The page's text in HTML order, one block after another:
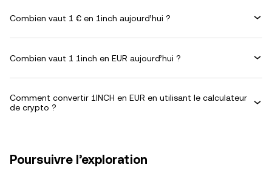
Combien vaut 1 € en 1inch aujourd’hui ?
Combien vaut 1 1inch en EUR aujourd’hui ?
Comment convertir 1INCH en EUR en utilisant le calculateur
de crypto ?
Poursuivre l’exploration